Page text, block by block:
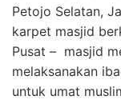
Petojo Selatan,
karpet masjid
Pusat – masjid
melaksanakan
untuk umat